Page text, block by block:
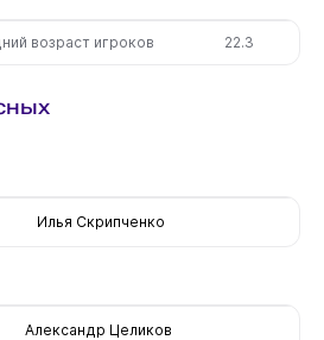
возраст игроков 22.3
Илья Скрипченко
Александр Целиков